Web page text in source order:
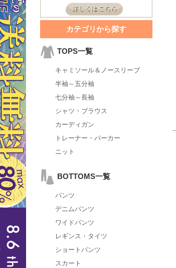
カテゴリから探す
TOPS一覧
キャミソール＆ノースリーブ
半袖～五分袖
七分袖～長袖
シャツ・ブラウス
カーディガン
トレーナー・パーカー
ニット
BOTTOMS一覧
パンツ
デニムパンツ
ワイドパンツ
レギンス・タイツ
ショートパンツ
スカート